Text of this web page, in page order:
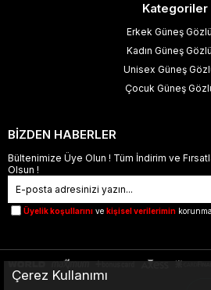
Kategoriler
Erkek Güneş
Kadın Güneş
Unisex Güneş
Çocuk Güneş
BİZDEN HABERLER
Bültenimize Üye Olun ! Tüm İndirim ve
Olsun !
Üyelik koşullarını ve kişisel verilerimin
Çerez Kullanımı